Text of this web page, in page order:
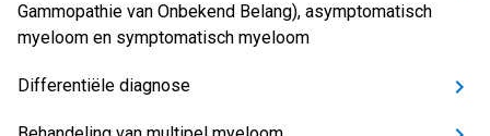
Gammopathie van Onbekend Belang), asymptomatisch
myeloom en symptomatisch myeloom
Differentiële diagnose